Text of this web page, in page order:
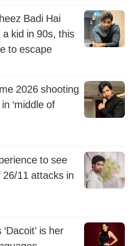
Badi Hai
kid in 90s, this
to escape
2026 shooting
‘middle of
to see
11 attacks in
is her